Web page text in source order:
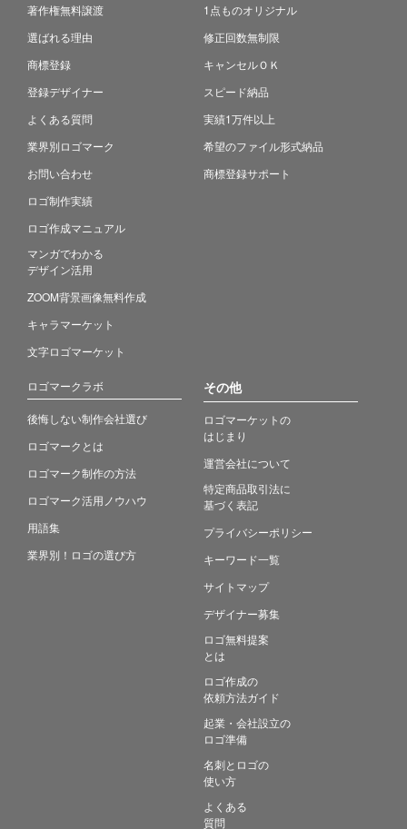
著作権無料譲渡
選ばれる理由
商標登録
登録デザイナー
よくある質問
業界別ロゴマーク
お問い合わせ
ロゴ制作実績
ロゴ作成マニュアル
マンガでわかる
デザイン活用
ZOOM背景画像無料作成
キャラマーケット
文字ロゴマーケット
1点ものオリジナル
修正回数無制限
キャンセルＯＫ
スピード納品
実績1万件以上
希望のファイル形式納品
商標登録サポート
ロゴマークラボ
後悔しない制作会社選び
ロゴマークとは
ロゴマーク制作の方法
ロゴマーク活用ノウハウ
用語集
業界別！ロゴの選び方
その他
ロゴマーケットの
はじまり
運営会社について
特定商品取引法に
基づく表記
プライバシーポリシー
キーワード一覧
サイトマップ
デザイナー募集
ロゴ無料提案
とは
ロゴ作成の
依頼方法ガイド
起業・会社設立の
ロゴ準備
名刺とロゴの
使い方
よくある
質問